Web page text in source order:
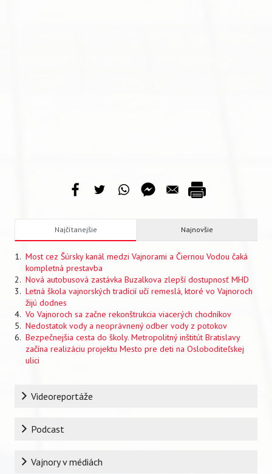
Najčítanejšie Najnovšie
Most cez Šúrsky kanál medzi Vajnorami a Čiernou Vodou čaká
kompletná prestavba
Nová autobusová zastávka Buzalkova zlepší dostupnosť MHD
Letná škola vajnorských tradícií učí remeslá, ktoré vo Vajnoroch
žijú dodnes
Vo Vajnoroch sa začne rekonštrukcia viacerých chodníkov
Nedostatok vody a neoprávnený odber vody z potokov
Bezpečnejšia cesta do školy. Metropolitný inštitút Bratislavy
začína realizáciu projektu Mesto pre deti na Osloboditeľskej
ulici
RubrikaVideoreportáže
Podcast
Vajnory v médiách